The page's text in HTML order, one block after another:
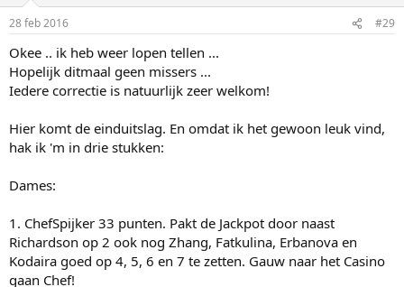
28 feb 2016 #29
Okee .. ik heb weer lopen tellen ...
Hopelijk ditmaal geen missers ...
Iedere correctie is natuurlijk zeer welkom!
Hier komt de einduitslag. En omdat ik het gewoon leuk vind,
hak ik 'm in drie stukken:
Dames:
1. ChefSpijker 33 punten. Pakt de Jackpot door naast
Richardson op 2 ook nog Zhang, Fatkulina, Erbanova en
Kodaira goed op 4, 5, 6 en 7 te zetten. Gauw naar het Casino
gaan Chef!